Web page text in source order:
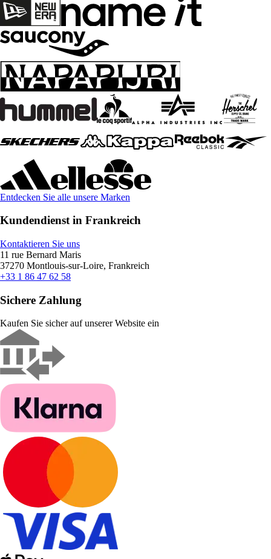
Entdecken Sie alle unsere Marken
Kundendienst in Frankreich
Kontaktieren Sie uns
11 rue Bernard Maris
37270 Montlouis-sur-Loire, Frankreich
+33 1 86 47 62 58
Sichere Zahlung
Kaufen Sie sicher auf unserer Website ein